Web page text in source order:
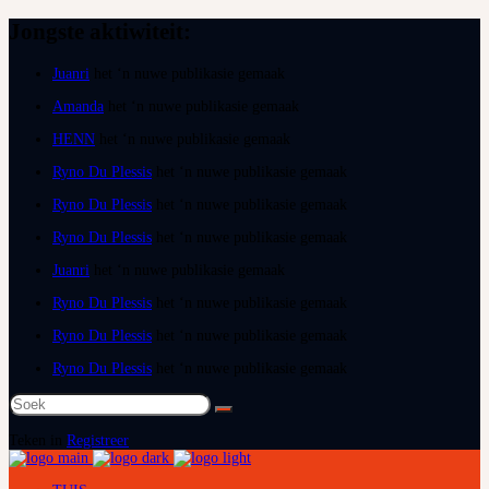
Juanri
Amanda
HENN
Ryno Du Plessis
Ryno Du Plessis
Ryno Du Plessis
Juanri
Ryno Du Plessis
Ryno Du Plessis
Ryno Du Plessis
Registreer